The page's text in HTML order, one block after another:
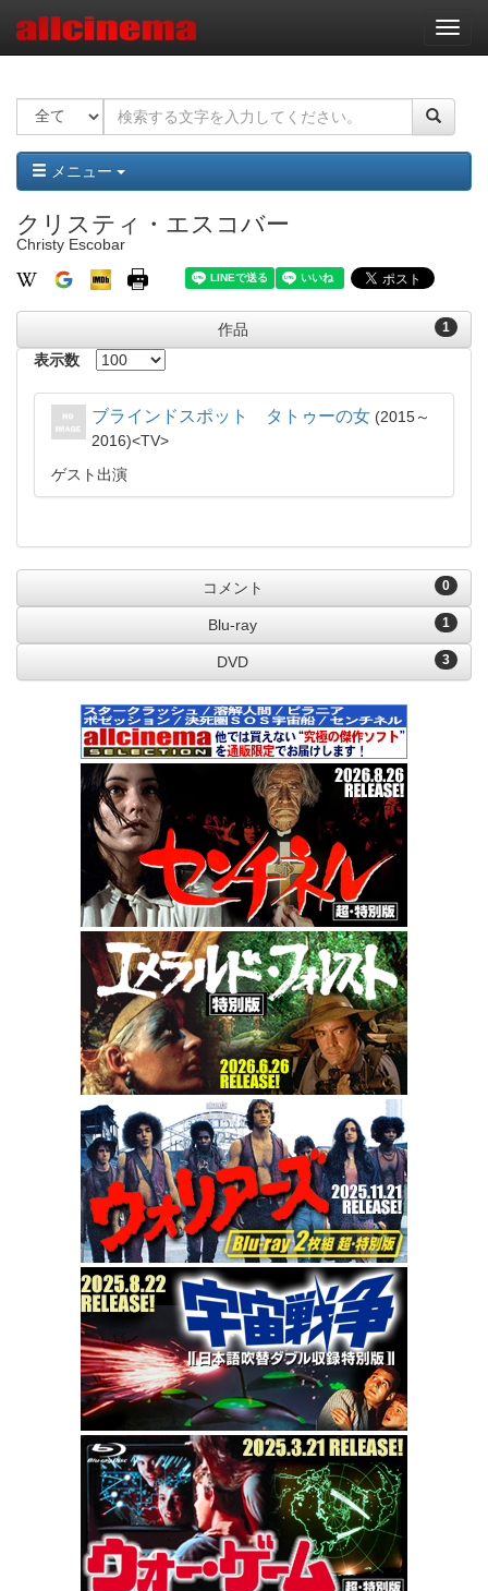
ナ
ビ
ー
ョ
ン
メニュー
クリスティ・エスコバー
Christy Escobar
1
作品
表示数
ブラインドスポット タトゥーの女
2015～
2016
TV
ゲスト出演
0
コメント
1
Blu-ray
3
DVD